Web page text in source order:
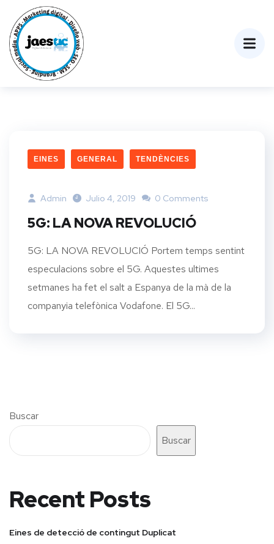
EINES GENERAL TENDÈNCIES
Admin Julio 4, 2019 0 Comments
5G: LA NOVA REVOLUCIÓ
5G: LA NOVA REVOLUCIÓ Portem temps sentint
especulacions sobre el 5G. Aquestes ultimes
setmanes ha fet el salt a Espanya de la mà de la
companyia telefònica Vodafone. El 5G...
Buscar
Buscar
Recent Posts
Eines de detecció de contingut Duplicat